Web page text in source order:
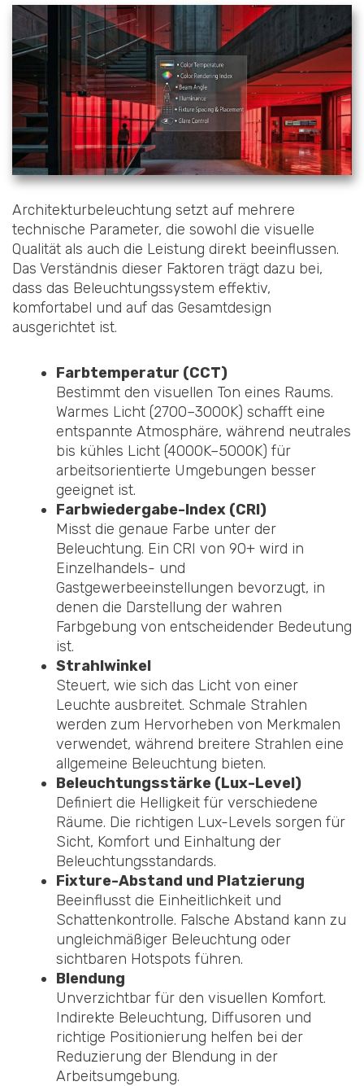
Architekturbeleuchtung setzt auf mehrere
technische Parameter, die sowohl die visuelle
Qualität als auch die Leistung direkt beeinflussen.
Das Verständnis dieser Faktoren trägt dazu bei,
dass das Beleuchtungssystem effektiv,
komfortabel und auf das Gesamtdesign
ausgerichtet ist.
Farbtemperatur (CCT)
Bestimmt den visuellen Ton eines Raums.
Warmes Licht (2700–3000K) schafft eine
entspannte Atmosphäre, während neutrales
bis kühles Licht (4000K–5000K) für
arbeitsorientierte Umgebungen besser
geeignet ist.
Farbwiedergabe-Index (CRI)
Misst die genaue Farbe unter der
Beleuchtung. Ein CRI von 90+ wird in
Einzelhandels- und
Gastgewerbeeinstellungen bevorzugt, in
denen die Darstellung der wahren
Farbgebung von entscheidender Bedeutung
ist.
Strahlwinkel
Steuert, wie sich das Licht von einer
Leuchte ausbreitet. Schmale Strahlen
werden zum Hervorheben von Merkmalen
verwendet, während breitere Strahlen eine
allgemeine Beleuchtung bieten.
Beleuchtungsstärke (Lux-Level)
Definiert die Helligkeit für verschiedene
Räume. Die richtigen Lux-Levels sorgen für
Sicht, Komfort und Einhaltung der
Beleuchtungsstandards.
Fixture-Abstand und Platzierung
Beeinflusst die Einheitlichkeit und
Schattenkontrolle. Falsche Abstand kann zu
ungleichmäßiger Beleuchtung oder
sichtbaren Hotspots führen.
Blendung
Unverzichtbar für den visuellen Komfort.
Indirekte Beleuchtung, Diffusoren und
richtige Positionierung helfen bei der
Reduzierung der Blendung in der
Arbeitsumgebung.